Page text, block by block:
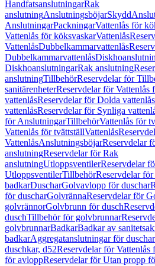
HandfatsanslutningarRak
anslutningAnslutningsböjarSkydd
AnslutningarPackningarVattenlås för
Vattenlås för köksvaskarVattenlås
VattenlåsDubbelkammarvattenlås
Dubbelkammarvattenlås
DiskhoanslutningarRak anslutning
anslutningTillbehörReservdelar för
sanitärenheterReservdelar för Vattenlås
vattenlåsReservdelar för Dolda vattenlås
vattenlåsReservdelar för Synliga
för AnslutningarTillbehörVattenlås för
Vattenlås för tvättställVattenlås
VattenlåsAnslutningsböjarReservdelar
anslutningReservdelar för Rak
anslutningUtloppsventilerReservdelar
UtloppsventilerTillbehörReservdelar
badkarDuscharGolvavlopp för duschar
för duscharGolvrännaReservdelar för
golvrännorGolvbrunn för dusch
duschTillbehör för golvbrunnar
golvbrunnarBadkarBadkar av
badkarAggregatanslutningar för
duschkar, d52Reservdelar för Vattenlås
för avloppReservdelar för Utan propp